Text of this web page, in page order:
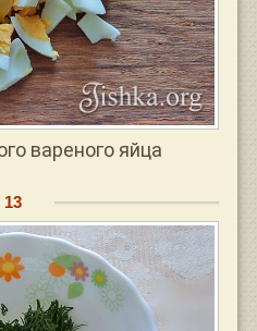
вареного яйца